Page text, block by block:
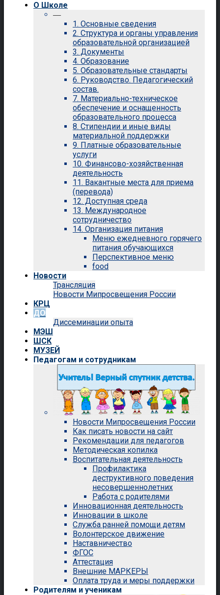
О Школе
—
1. Основные сведения
2. Структура и органы управления
образовательной организацией
3. Документы
4. Образование
5. Образовательные стандарты
6. Руководство. Педагогический
состав.
7. Материально-техническое
обеспечение и оснащенность
образовательного процесса
8. Стипендии и иные виды
материальной поддержки
9. Платные образовательные
услуги
10. Финансово-хозяйственная
деятельность
11. Вакантные места для приема
(перевода)
12. Доступная среда
13. Международное
сотрудничество
14. Организация питания
Меню ежедневного горячего
питания обучающихся
Перспективное меню
food
Новости
Трансляция
Новости Мипросвещения России
КРЦ
ДО
Диссеминации опыта
МЭШ
ШСК
МУЗЕЙ
Педагогам и сотрудникам
Новости Мипросвещения России
Как писать новости на сайт
Рекомендации для педагогов
Методическая копилка
Воспитательная деятельность
Профилактика
деструктивного поведения
несовершеннолетних
Работа с родителями
Инновационная деятельность
Инновации в школе
Служба ранней помощи детям
Волонтерское движение
Наставничество
ФГОС
Аттестация
Внешние МАРКЕРЫ
Оплата труда и меры поддержки
Родителям и ученикам